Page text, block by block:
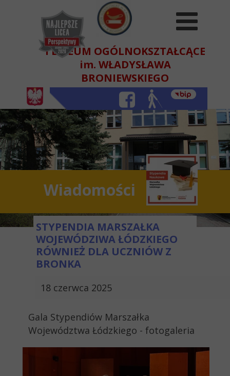
Wiadomości
18 czerwca 2025
STYPENDIA MARSZAŁKA
WOJEWÓDZIWA ŁÓDZKIEGO
RÓWNIEŻ DLA UCZNIÓW Z
BRONKA
Gala Stypendiów Marszałka
Województwa Łódzkiego - fotogaleria
I LICEUM OGÓLNOKSZTAŁCĄCE
im. WŁADYSŁAWA
BRONIEWSKIEGO
W BEŁCHATOWIE